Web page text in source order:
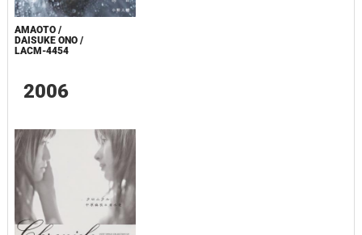
AMAOTO /
DAISUKE ONO /
LACM-4454
2006